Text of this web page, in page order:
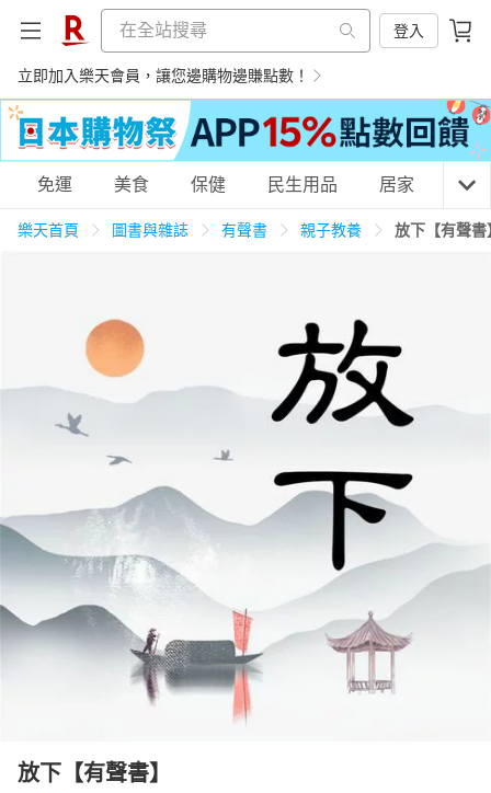
登入
立即加入樂天會員，讓您邊購物邊賺點數！
購物網分類
居家生活 3C家電 運動休閒
化妝保養 情趣用品
日本購物 電子/紙本書
HOT
免運 美食 保健 民生用品 居家 3C
樂天首頁 圖書與雜誌 有聲書 親子教養 放下【有聲書
放下【有聲書】